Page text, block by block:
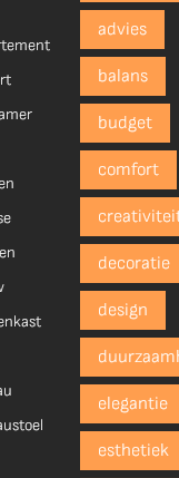
advies
balans
budget
comfort
decoratie
design
elegantie
esthetiek